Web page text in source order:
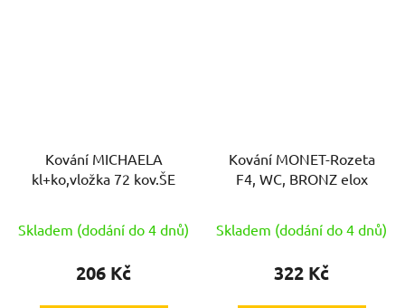
Kování MICHAELA
kl+ko,vložka 72 kov.ŠE
Skladem (dodání do 4 dnů)
206 Kč
Kování MONET-Rozeta
F4, WC, BRONZ elox
Skladem (dodání do 4 dnů)
322 Kč